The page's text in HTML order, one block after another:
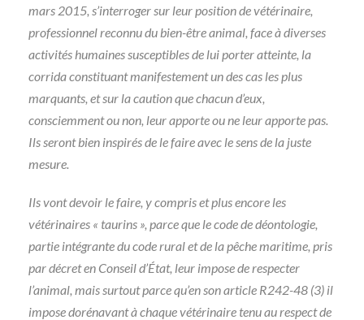
mars 2015, s’interroger sur leur position de vétérinaire,
professionnel reconnu du bien-être animal, face à diverses
activités humaines susceptibles de lui porter atteinte, la
corrida constituant manifestement un des cas les plus
marquants, et sur la caution que chacun d’eux,
consciemment ou non, leur apporte ou ne leur apporte pas.
Ils seront bien inspirés de le faire avec le sens de la juste
mesure.
Ils vont devoir le faire, y compris et plus encore les
vétérinaires « taurins », parce que le code de déontologie,
partie intégrante du code rural et de la pêche maritime, pris
par décret en Conseil d’État, leur impose de respecter
l’animal, mais surtout parce qu’en son article R242-48 (3) il
impose dorénavant à chaque vétérinaire tenu au respect de